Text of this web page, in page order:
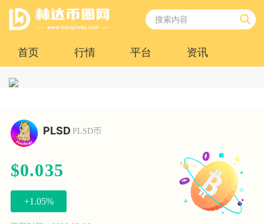
首页 行情 平台 资讯
PLSD PLSD币
$0.035
+1.05%